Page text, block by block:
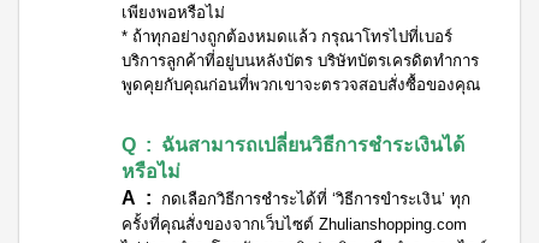
เพียงพอหรือไม่
* ถ้าทุกอย่างถูกต้องหมดแล้ว กรุณาโทรไปที่เบอร์
บริการลูกค้าที่อยู่บนหลังบัตร บริษัทบัตรเครดิตทำการ
พูดคุยกับคุณก่อนที่พวกเขาจะตรวจสอบสั่งซื้อของคุณ
Q : ฉันสามารถเปลี่ยนวิธีการชำระเงินได้
หรือไม่
A :
กดเลือกวิธีการชำระได้ที่ ‘วิธีการขำระเงิน’ ทุก
ครั้งที่คุณสั่งของจากเว็บไซต์ Zhulianshopping.com